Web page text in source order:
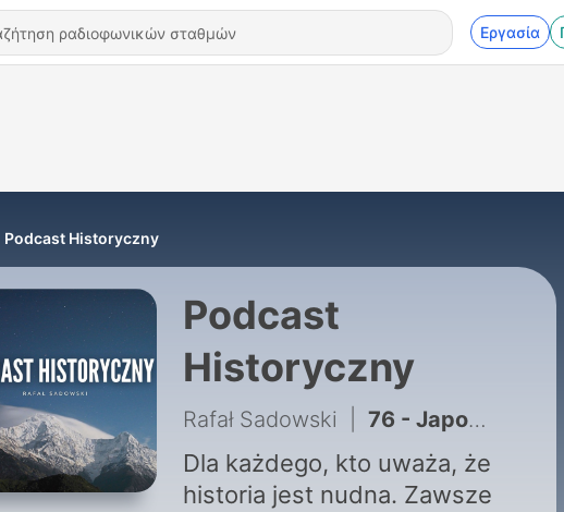
Εργασία
Podcast Historyczny
Podcast
Historyczny
Rafał Sadowski 76 - Japonia: Od Imperium, przez Pearl Harbor do Neonów Tokio!
Dla każdego, kto uważa, że
historia jest nudna. Zawsze